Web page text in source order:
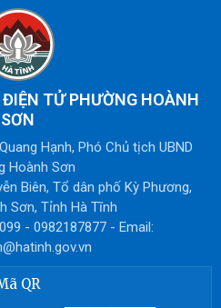
TỬ PHƯỜNG HOÀNH
SƠN
Hạnh, Phó Chủ tịch UBND
Hoành Sơn
Biên, Tổ dân phố Kỳ Phương,
Sơn, Tỉnh Hà Tĩnh
- 0982187877 - Email:
QR